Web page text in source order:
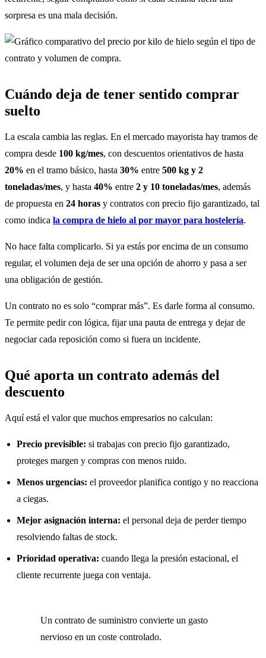
sorpresa es una mala decisión.
Cuándo deja de tener sentido comprar
suelto
La escala cambia las reglas. En el mercado mayorista hay tramos de
compra desde 100 kg/mes, con descuentos orientativos de hasta
20% en el tramo básico, hasta 30% entre 500 kg y 2
toneladas/mes, y hasta 40% entre 2 y 10 toneladas/mes, además
de propuesta en 24 horas y contratos con precio fijo garantizado, tal
como indica la compra de hielo al por mayor para hostelería.
No hace falta complicarlo. Si ya estás por encima de un consumo
regular, el volumen deja de ser una opción de ahorro y pasa a ser
una obligación de gestión.
Un contrato no es solo “comprar más”. Es darle forma al consumo.
Te permite pedir con lógica, fijar una pauta de entrega y dejar de
negociar cada reposición como si fuera un incidente.
Qué aporta un contrato además del
descuento
Aquí está el valor que muchos empresarios no calculan:
Precio previsible: si trabajas con precio fijo garantizado,
proteges margen y compras con menos ruido.
Menos urgencias: el proveedor planifica contigo y no reacciona
a ciegas.
Mejor asignación interna: el personal deja de perder tiempo
resolviendo faltas de stock.
Prioridad operativa: cuando llega la presión estacional, el
cliente recurrente juega con ventaja.
Un contrato de suministro convierte un gasto
nervioso en un coste controlado.